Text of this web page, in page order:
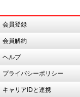
会員登録
会員解約
ヘルプ
プライバシーポリシー
キャリアIDと連携